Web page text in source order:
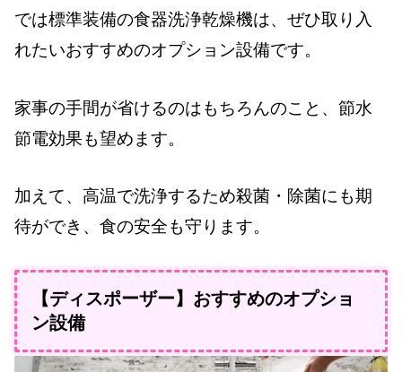
では標準装備の食器洗浄乾燥機は、ぜひ取り入
れたいおすすめのオプション設備です。
家事の手間が省けるのはもちろんのこと、節水
節電効果も望めます。
加えて、高温で洗浄するため殺菌・除菌にも期
待ができ、食の安全も守ります。
【ディスポーザー】おすすめのオプショ
ン設備